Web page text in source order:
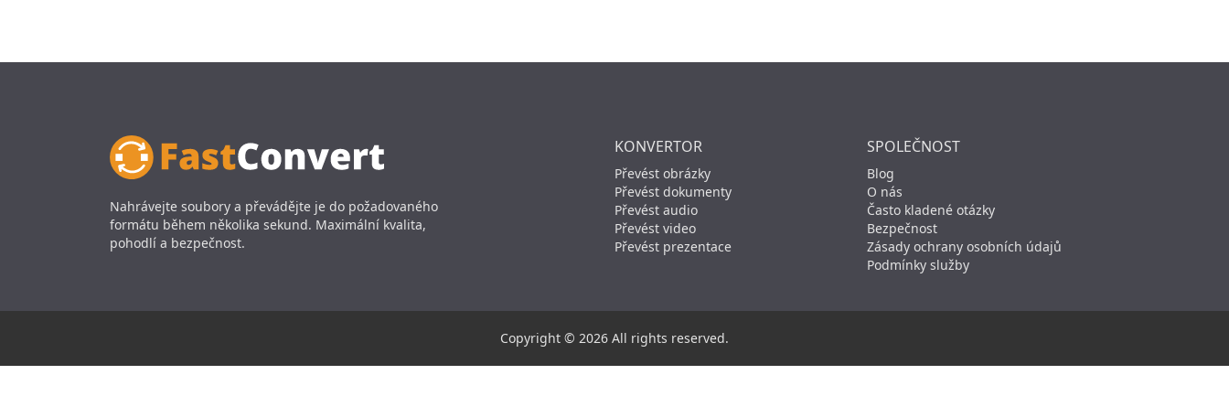
Nahrávejte soubory a převádějte je do požadovaného
formátu během několika sekund. Maximální kvalita,
pohodlí a bezpečnost.
KONVERTOR
Převést obrázky
Převést dokumenty
Převést audio
Převést video
Převést prezentace
SPOLEČNOST
Blog
O nás
Často kladené otázky
Bezpečnost
Zásady ochrany osobních údajů
Podmínky služby
Copyright © 2026 All rights reserved.